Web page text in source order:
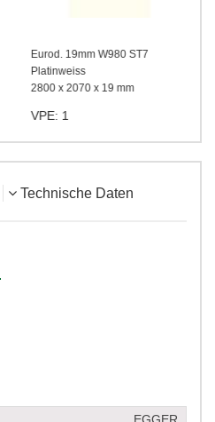
Eurod. 19mm W980 ST7
Platinweiss
2800 x 2070 x 19 mm
VPE: 1
Technische Daten